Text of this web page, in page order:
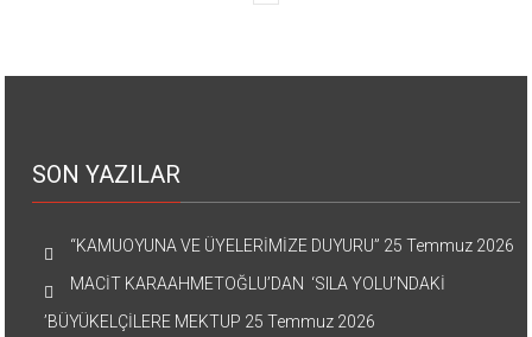
SON YAZILAR
“KAMUOYUNA VE ÜYELERİMİZE DUYURU” 25 Temmuz 2026
MACİT KARAAHMETOĞLU’DAN ‘SILA YOLU’NDAKİ
’BÜYÜKELÇİLERE MEKTUP 25 Temmuz 2026